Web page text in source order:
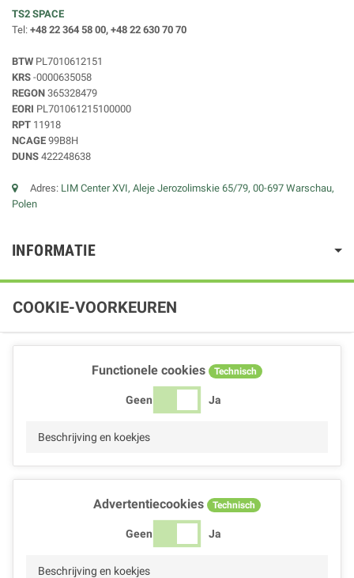
TS2 SPACE
Tel: +48 22 364 58 00, +48 22 630 70 70
BTW PL7010612151
KRS -0000635058
REGON 365328479
EORI PL701061215100000
RPT 11918
NCAGE 99B8H
DUNS 422248638
Adres: LIM Center XVI, Aleje Jerozolimskie 65/79, 00-697 Warschau,
Polen
INFORMATIE
COOKIE-VOORKEUREN
Functionele cookies Technisch
Geen Ja
Beschrijving en koekjes
Advertentiecookies Technisch
Geen Ja
Beschrijving en koekjes